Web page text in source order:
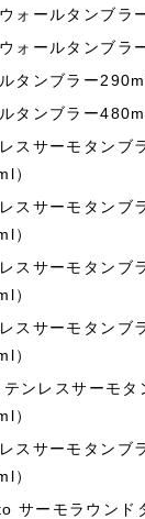
ォールタンブラ
ォールタンブラ
タンブラー
タンブラー
スサーモタンブ
）
スサーモタンブ
）
スサーモタンブ
）
スサーモタンブ
）
ンレスサーモタ
）
スサーモタンブ
）
サーモラウンド